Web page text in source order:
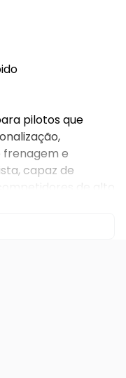
pilotos que
frenagem e
capaz de
de alto